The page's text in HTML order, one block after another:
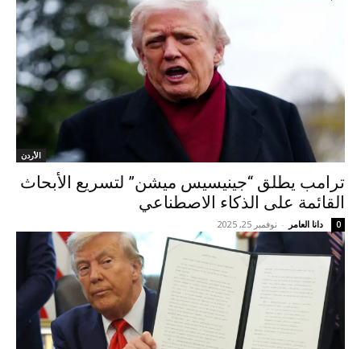
الأردن
ترامب يطلق “جينيسيس ميشن” لتسريع الأبحاث
القائمة على الذكاء الاصطناعي
دانا العامر - نوفمبر 25, 2025 0